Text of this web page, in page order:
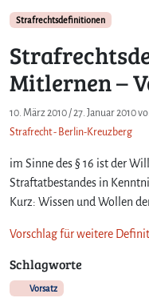
Strafrechtsdefinitionen
Mitlernen –
10. März 2010 /27. Januar 2010
Strafrecht - Berlin-Kreuzberg
im Sinne des § 16 ist der
Straftatbestandes in
Kurz: Wissen und Wollen
Vorschlag für weitere
Schlagworte
Vorsatz